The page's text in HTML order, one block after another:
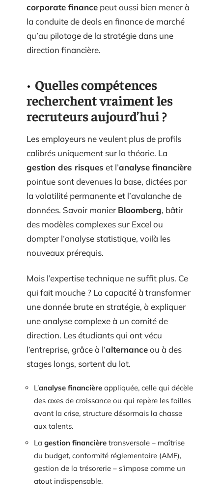
corporate finance peut aussi bien mener à
la conduite de deals en finance de marché
qu’au pilotage de la stratégie dans une
direction financière.
Quelles compétences
recherchent vraiment les
recruteurs aujourd’hui ?
Les employeurs ne veulent plus de profils
calibrés uniquement sur la théorie. La
gestion des risques et l’analyse financière
pointue sont devenues la base, dictées par
la volatilité permanente et l’avalanche de
données. Savoir manier Bloomberg, bâtir
des modèles complexes sur Excel ou
dompter l’analyse statistique, voilà les
nouveaux prérequis.
Mais l’expertise technique ne suffit plus. Ce
qui fait mouche ? La capacité à transformer
une donnée brute en stratégie, à expliquer
une analyse complexe à un comité de
direction. Les étudiants qui ont vécu
l’entreprise, grâce à l’alternanceou à des
stages longs, sortent du lot.
L’analyse financière appliquée, celle qui décèle
des axes de croissance ou qui repère les failles
avant la crise, structure désormais la chasse
aux talents.
La gestion financière transversale – maîtrise
du budget, conformité réglementaire (AMF),
gestion de la trésorerie – s’impose comme un
atout indispensable.